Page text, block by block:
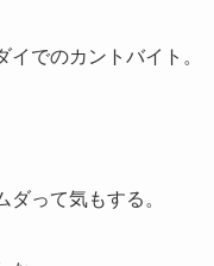
でのカントバイト。
って気もする。